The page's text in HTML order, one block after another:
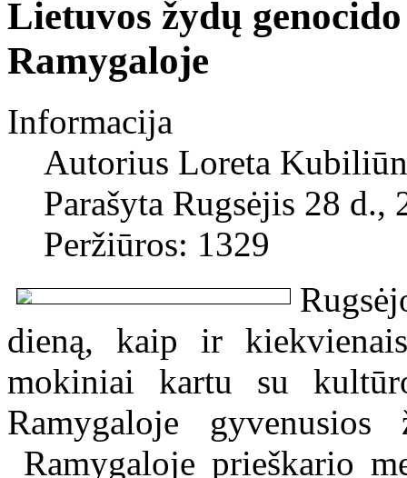
Lietuvos žydų
Ramygaloje
Informacija
Autorius Loreta
Parašyta Rugsėjis 28 d.,
Peržiūros: 1329
dieną, kaip ir
mokiniai kartu su
Ramygaloje gyvenusios
Ramygaloje prieškario